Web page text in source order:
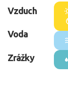
Vzduch
Voda
Zrážky